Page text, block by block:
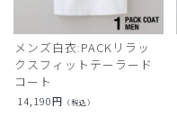
メンズ白衣:PACKリラッ
クスフィットテーラード
コート
14,190円 （税込）